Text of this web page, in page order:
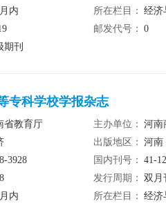
内 所在栏目： 经济
邮发代号： 0
期刊
专科学校学报杂志
省教育厅 主办单位： 河南
出版地区： 河南
3928 国内刊号： 41-
发行周期： 双月
内 所在栏目： 经济